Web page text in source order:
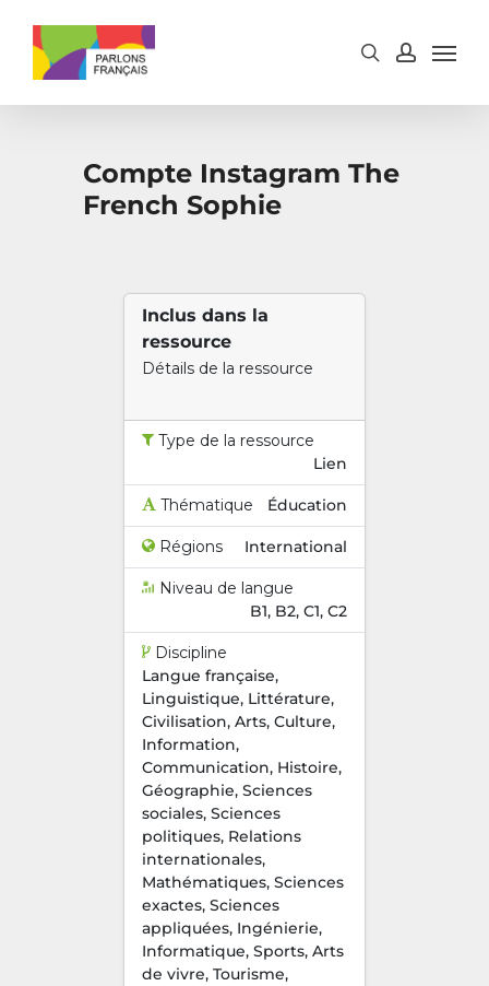
Compte Instagram The
French Sophie
Inclus dans la
ressource
Détails de la ressource
Type de la ressource
Lien
Thématique Éducation
Régions International
Niveau de langue
B1, B2, C1, C2
Discipline
Langue française,
Linguistique, Littérature,
Civilisation, Arts, Culture,
Information,
Communication, Histoire,
Géographie, Sciences
sociales, Sciences
politiques, Relations
internationales,
Mathématiques, Sciences
exactes, Sciences
appliquées, Ingénierie,
Informatique, Sports, Arts
de vivre, Tourisme,